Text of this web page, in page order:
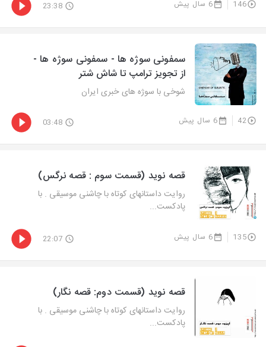
146 6 سال پیش 23:38
سمفونی سوژه ها - سمفونی سوژه ها -
از تجویز ترامپ تا شاش شتر
شوخی با سوژه های خبری ایران
42 6 سال پیش 03:48
قصه نوید (قسمت سوم : قصه نرگس)
روایت داستانهای کوتاه با چاشنی موسیقی . با
پادکست...
135 6 سال پیش 22:07
قصه نوید (قسمت دوم: قصه نگار)
روایت داستانهای کوتاه با چاشنی موسیقی . با
پادکست...